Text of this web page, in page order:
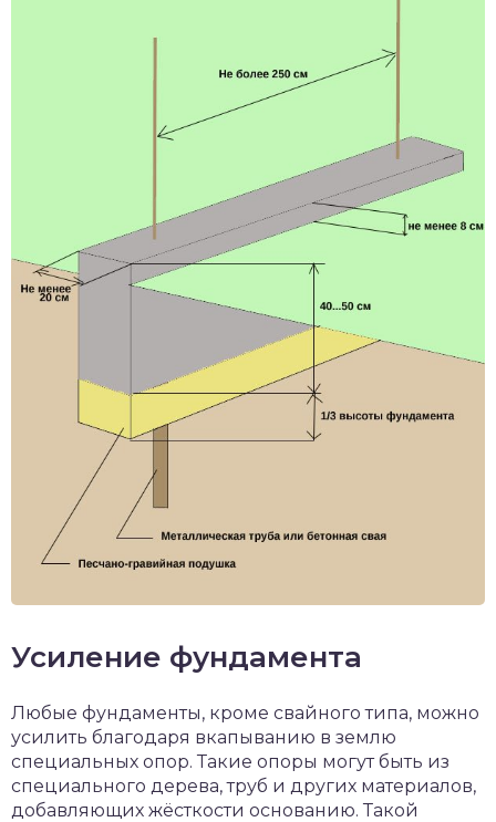
Усиление фундамента
Любые фундаменты, кроме свайного типа, можно
усилить благодаря вкапыванию в землю
специальных опор. Такие опоры могут быть из
специального дерева, труб и других материалов,
добавляющих жёсткости основанию. Такой